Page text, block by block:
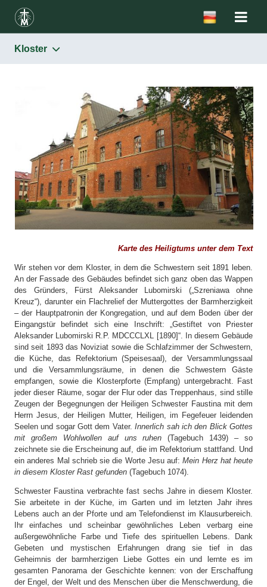
Kloster
„Haus der hl. Schwester Faustina” – Unterkunft, Museum
„Antoninek” – Verein „Faustinum”
Kapelle des barmherzigen Jesus und Grab der hl. Faustina
Oratorium – Ort des Todes der hl. Faustina
Passionskapelle
Basilika der Barmherzigkeit Gottes
Kapelle der hl. Schwester Faustina – Italienische Kapelle
Kapelle Communio Sanctorum – Ungarische Kapelle
Kapelle des hl. Andreas – griechisch-katholische Kapelle
Kapelle des Heiligen Kreuzes – deutsche Kapelle
Kapelle Unserer Lieben Frau von den sieben Schmerzen –
slowakische Kapelle
Kapelle der ewigen Anbetung
Aussichtsturm
Ordensfriedhof
„Haus der hl. Schwester Faustina” – Restaurants,
Souvenirs, Vorträge
Karte des Heiligtums unter dem Text
Wir stehen vor dem Kloster, in dem die Schwestern seit 1891 leben.
An der Fassade des Gebäudes befindet sich ganz oben das Wappen
des Gründers, Fürst Aleksander Lubomirski („Szreniawa ohne
Kreuz“), darunter ein Flachrelief der Muttergottes der Barmherzigkeit
– der Hauptpatronin der Kongregation, und auf dem Boden über der
Eingangstür befindet sich eine Inschrift: „Gestiftet von Priester
Aleksander Lubomirski R.P. MDCCCLXL [1890]“. In diesem Gebäude
sind seit 1893 das Noviziat sowie die Schlafzimmer der Schwestern,
die Küche, das Refektorium (Speisesaal), der Versammlungssaal
und die Versammlungsräume, in denen die Schwestern Gäste
empfangen, sowie die Klosterpforte (Empfang) untergebracht. Fast
jeder dieser Räume, sogar der Flur oder das Treppenhaus, sind stille
Zeugen der Begegnungen der Heiligen Schwester Faustina mit dem
Herrn Jesus, der Heiligen Mutter, Heiligen, im Fegefeuer leidenden
Seelen und sogar Gott dem Vater.Innerlich sah ich den Blick Gottes
mit großem Wohlwollen auf uns ruhen (Tagebuch 1439) – so
zeichnete sie die Erscheinung auf, die im Refektorium stattfand. Und
ein anderes Mal schrieb sie die Worte Jesu auf:Mein Herz hat heute
in diesem Kloster Rast gefunden (Tagebuch 1074).
Schwester Faustina verbrachte fast sechs Jahre in diesem Kloster.
Sie arbeitete in der Küche, im Garten und im letzten Jahr ihres
Lebens auch an der Pforte und am Telefondienst im Klausurbereich.
Ihr einfaches und scheinbar gewöhnliches Leben verbarg eine
außergewöhnliche Farbe und Tiefe des spirituellen Lebens. Dank
Gebeten und mystischen Erfahrungen drang sie tief in das
Geheimnis der barmherzigen Liebe Gottes ein und lernte es im
gesamten Panorama der Geschichte kennen: von der Erschaffung
der Engel, der Welt und des Menschen über die Menschwerdung, die